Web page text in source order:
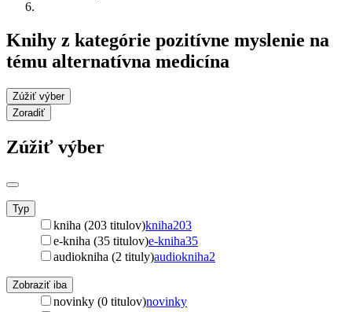
Knihy z kategórie pozitívne myslenie na
tému alternatívna medicína
Zúžiť výber
Zoradiť
Zúžiť výber
Typ
kniha (203 titulov)kniha203
e-kniha (35 titulov)e-kniha35
audiokniha (2 tituly)audiokniha2
Zobraziť iba
novinky (0 titulov)novinky